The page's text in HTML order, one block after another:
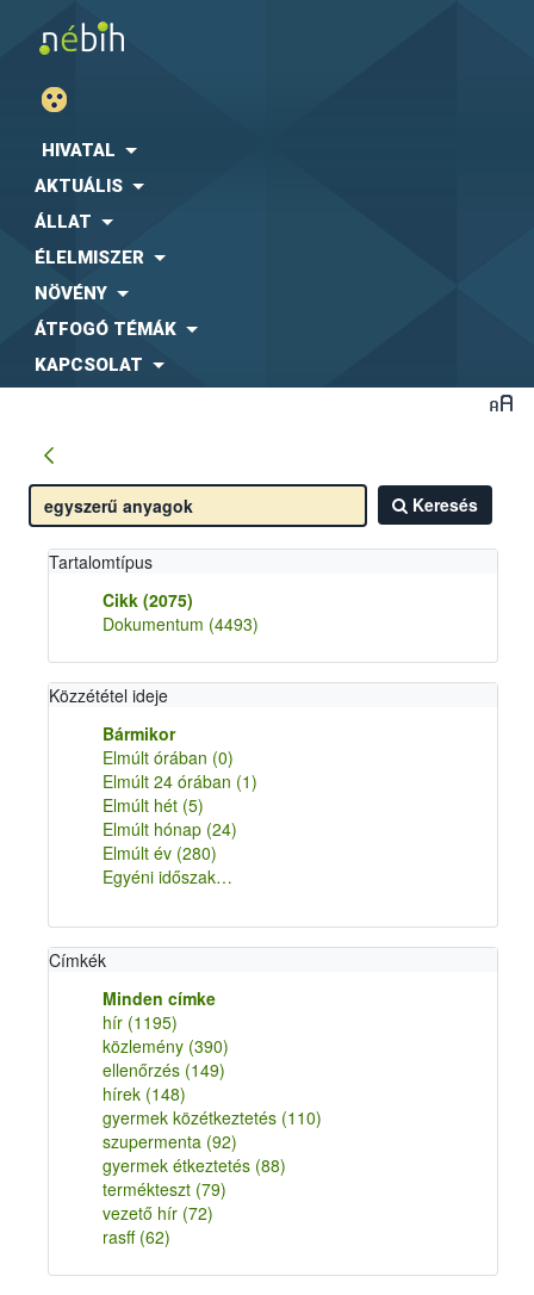
HIVATAL
AKTUÁLIS
ÁLLAT
ÉLELMISZER
NÖVÉNY
ÁTFOGÓ TÉMÁK
KAPCSOLAT
Keresés
Tartalomtípus
Cikk (2075)
Dokumentum (4493)
Közzététel ideje
Bármikor
Elmúlt órában (0)
Elmúlt 24 órában (1)
Elmúlt hét (5)
Elmúlt hónap (24)
Elmúlt év (280)
Egyéni időszak…
Címkék
Minden címke
hír (1195)
közlemény (390)
ellenőrzés (149)
hírek (148)
gyermek közétkeztetés (110)
szupermenta (92)
gyermek étkeztetés (88)
termékteszt (79)
vezető hír (72)
rasff (62)